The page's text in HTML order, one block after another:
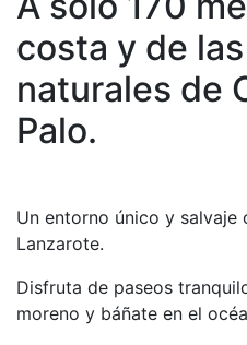
costa y de
naturales de
Palo.
Un entorno único y
Lanzarote.
Disfruta de paseos
moreno y báñate en el